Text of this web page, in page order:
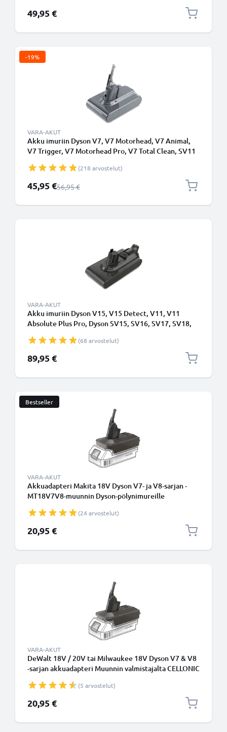
49,95 €
-19%
VARA-AKUT
Akku imuriin Dyson V7, V7 Motorhead, V7 Animal,
V7 Trigger, V7 Motorhead Pro, V7 Total Clean, SV11
tuotemerkiltä CELLONIC - Ruuvikiinnitteinen akku
(218 arvostelut)
Erikoishinta
45,95 €Normaali hinta
56,95 €
VARA-AKUT
Akku imuriin Dyson V15, V15 Detect, V11, V11
Absolute Plus Pro, Dyson SV15, SV16, SV17, SV18,
vaihtoakku tuotemerkiltä CELLONIC
(68 arvostelut)
89,95 €
Bestseller
VARA-AKUT
Akkuadapteri Makita 18V Dyson V7- ja V8-sarjan -
MT18V7V8-muunnin Dyson-pölynimureille
(24 arvostelut)
20,95 €
VARA-AKUT
DeWalt 18V / 20V tai Milwaukee 18V Dyson V7 & V8
-sarjan akkuadapteri Muunnin valmistajalta CELLONIC
(5 arvostelut)
20,95 €